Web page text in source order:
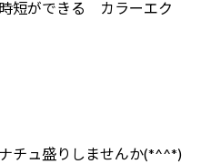
短ができる カラーエク
チュ盛りしませんか(*^^*)